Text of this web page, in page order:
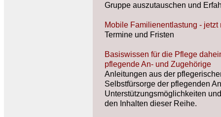
Gruppe auszutauschen und
Mobile Familienentlastung - jetzt
Termine und Fristen
Basiswissen für die Pflege
pflegende An- und Zugehörige
Anleitungen aus der
Selbstfürsorge der pflegenden
Unterstützungsmöglichkeiten
den Inhalten dieser Reihe.